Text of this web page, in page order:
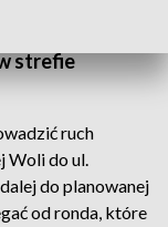
strefie
ruch
Woli do ul.
do planowanej
od ronda, które